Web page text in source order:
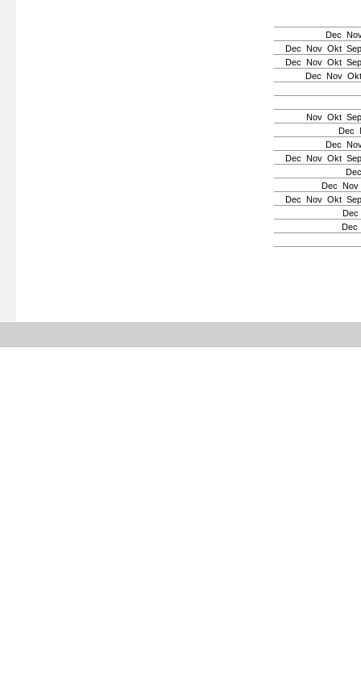
Dec
Dec Nov Okt Sep
Dec Nov Okt Sep
Dec Nov Okt
Nov Okt Sep
Dec
Dec
Dec Nov Okt Sep
Dec
Dec Nov
Dec Nov Okt Sep
Dec
Dec